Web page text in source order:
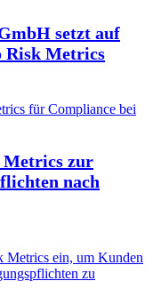
setzt auf
Risk Metrics
Metrics zur
nach